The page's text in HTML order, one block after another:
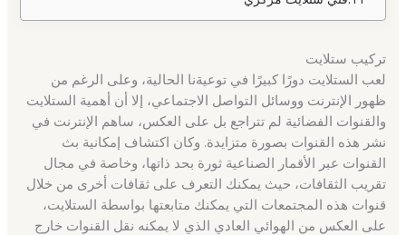
تركيب ستلايت
لعب الستلايت دورًا كبيرًا في توعيةنا الحالية، وعلى الرغم من
ظهور الإنترنت ووسائل التواصل الاجتماعي، إلا أن أهمية الستلايت
والقنوات الفضائية لم تتراجع بل على العكس، ساهم الإنترنت في
نشر هذه القنوات بصورة متزايدة. وكان اكتشاف إمكانية بث
القنوات عبر الأقمار الصناعية ثورة بحد ذاتها، وخاصة في مجال
تقريب الثقافات، حيث يمكنك التعرف على ثقافات أخرى من خلال
قنوات هذه المجتمعات التي يمكنك متابعتها بواسطة الستلايت،
على العكس من الهوائي العادي الذي لا يمكنه نقل القنوات خارج